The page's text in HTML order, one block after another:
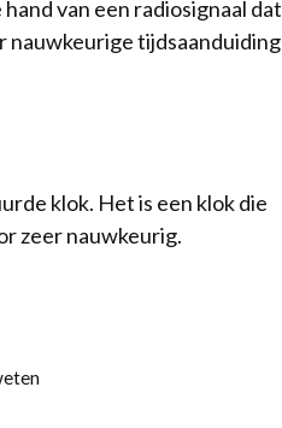
van een radiosignaal dat
nauwkeurige tijdsaanduiding
klok. Het is een klok die
zeer nauwkeurig.